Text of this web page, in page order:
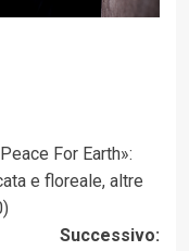
For Earth»:
e floreale, altre
Successivo: